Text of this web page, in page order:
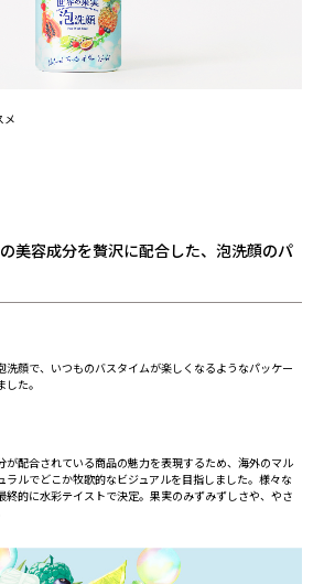
メ
美容成分を贅沢に配合した、泡洗顔のパ
洗顔で、いつものバスタイムが楽しくなるようなパッケー
た。
が配合されている商品の魅力を表現するため、海外のマル
ラルでどこか牧歌的なビジュアルを目指しました。様々な
終的に水彩テイストで決定。果実のみずみずしさや、やさ